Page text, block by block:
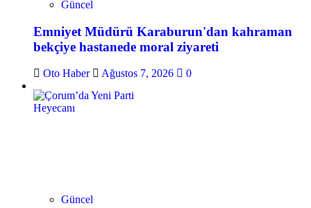
Güncel
Emniyet Müdürü Karaburun'dan kahraman
bekçiye hastanede moral ziyareti
Oto Haber Ağustos 7, 2026 0
Güncel